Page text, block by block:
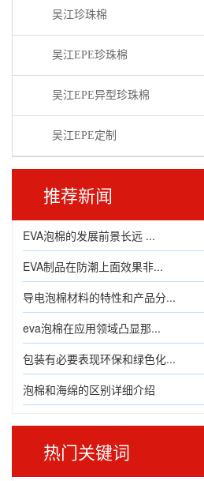
吴江珍珠棉
吴江EPE珍珠棉
吴江EPE异型珍珠棉
吴江EPE定制
推荐新闻
EVA泡棉的发展前景长远 ...
EVA制品在防潮上面效果非...
导电泡棉材料的特性和产品分...
eva泡棉在应用领域凸显那...
包装有必要表现环保和绿色化...
泡棉和海绵的区别详细介绍
热门关键词